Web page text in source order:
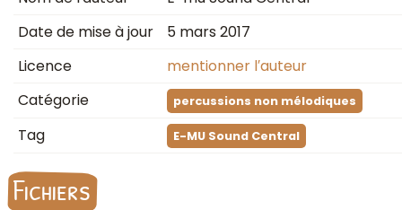
Date de mise à jour
5 mars 2017
Licence
mentionner l′auteur
Catégorie
percussions non mélodiques
Tag E-MU Sound Central
Fichiers